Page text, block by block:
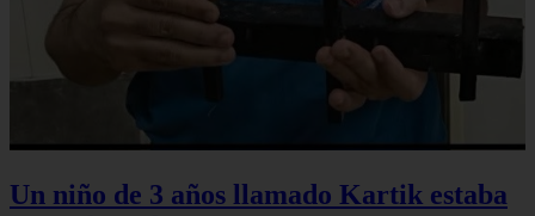
Un niño de 3 años llamado Kartik estaba